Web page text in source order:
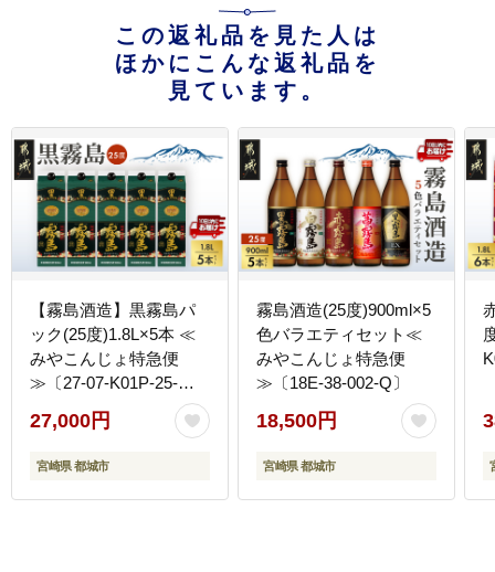
この返礼品を見た人は
ほかにこんな返礼品を
見ています。
【霧島酒造】黒霧島パ
ック(25度)1.8L×5本 ≪
みやこんじょ特急便
≫〔27-07-K01P-25-
1800-5-Q_99〕
27,000円
宮崎県 都城市
霧島酒造(25度)900ml×5
色バラエティセット≪
みやこんじょ特急便
≫〔18E-38-002-Q〕
18,500円
宮崎県 都城市